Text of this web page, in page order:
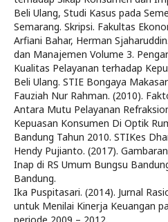
Beli Ulang, Studi Kasus pada
Semarang. Skripsi. Fakultas
Arfiani Bahar, Herman
dan Manajemen Volume 3.
Kualitas Pelayanan terhadap
Beli Ulang. STIE Bongaya Makasar
Fauziah Nur Rahman. (2010).
Antara Mutu Pelayanan
Kepuasan Konsumen Di Optik
Bandung Tahun 2010. STIKes
Hendy Pujianto. (2017).
Inap di RS Umum Bungsu
Bandung.
Ika Puspitasari. (2014). Jurnal
untuk Menilai Kinerja Keuangan